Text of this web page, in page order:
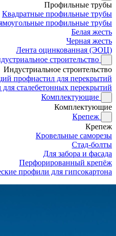
Профильные трубы
Квадратные профильные трубы
профильные трубы
Белая жесть
Черная жесть
Лента оцинкованная (ЭОЦ)
строительство
Индустриальное строительство
профнастил для перекрытий
сталебетонных перекрытий
Комплектующие
Комплектующие
Крепеж
Крепеж
Кровельные саморезы
Стад-болты
Для забора и фасада
Перфорированный крепёж
профили для гипсокартона